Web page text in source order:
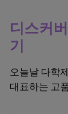
디스커
기
오늘날 다학
대표하는 고